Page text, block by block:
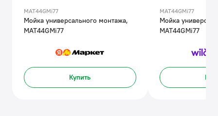
MAT44GMi77
Мойка универсального монтажа,
MAT44GMi77
Купить
MAT44GMi77
Мойка
MAT44GMi77